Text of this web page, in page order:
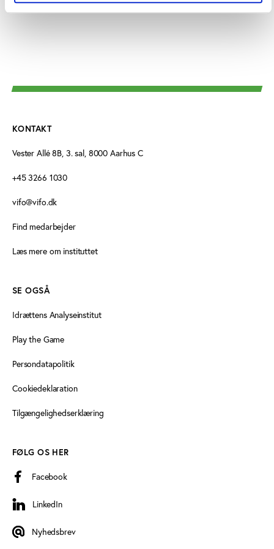
’Junioranalytiker’ i emnefeltet.
KONTAKT
Vester Allé 8B, 3. sal, 8000 Aarhus C
+45 3266 1030
vifo@vifo.dk
Find medarbejder
Læs mere om instituttet
SE OGSÅ
Idrættens Analyseinstitut
Play the Game
Persondatapolitik
Cookiedeklaration
Tilgængelighedserklæring
FØLG OS HER
Facebook
LinkedIn
LinkedIn
Nyhedsbrev
Nyhedsbrev